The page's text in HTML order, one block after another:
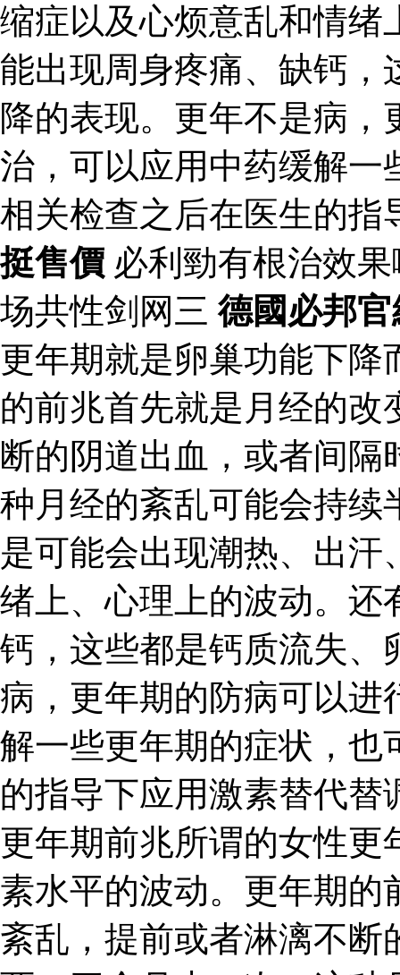
缩症以及心烦意乱和情绪
能出现周身疼痛、缺钙，
降的表现。更年不是病
治，可以应用中药缓解一
相关检查之后在医生的指
挺售價 必利勁有根治效
场共性剑网三德國必邦官
更年期就是卵巢功能下降
的前兆首先就是月经的
断的阴道出血，或者间
种月经的紊乱可能会持续
是可能会出现潮热、出
绪上、心理上的波动。还
钙，这些都是钙质流失、
病，更年期的防病可以进
解一些更年期的症状，也
的指导下应用激素替代替
更年期前兆所谓的女性更
素水平的波动。更年期的
紊乱，提前或者淋漓不断